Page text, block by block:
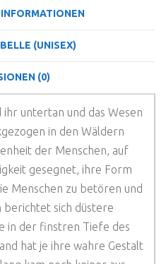
(UNISEX)
(0)
untertan und das Wesen
in den Wäldern
der Menschen, auf
gesegnet, ihre Form
Menschen zu betören und
berichtet sich düstere
in der finstren Tiefe des
hat je ihre wahre Gestalt